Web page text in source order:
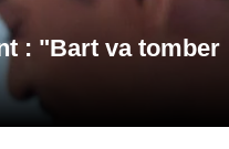
: "Bart va tomber